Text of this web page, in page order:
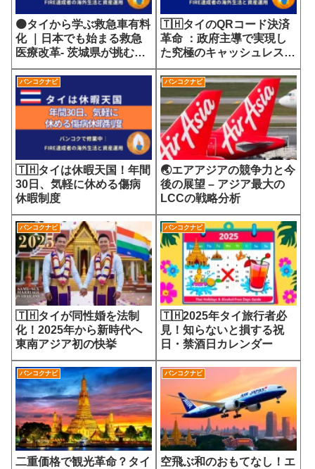
🟠タイから学ぶ救急車有料
化 ｜日本でも始まる救急
医療改革- 茨城県が挑む
7700円の選定療養費が示
す医療サービスの未来
🇹🇭タイのQRコード決済
革命 ：政府主導で実現し
た究極のキャッシュレス社
会
バンコクナビ
🇹🇭タイは休暇天国！年間
30日、気軽に休める傷病
休暇制度
バンコクナビ
🌏エアアジアの競争力と今
後の展望 – アジア最大の
LCCの戦略分析
バンコクナビ
🇹🇭タイが同性婚を法制
化！2025年から新時代へ
東南アジア初の快挙
バンコクナビ
🇹🇭2025年タイ旅行者必
見！知らないと損する祝
日・禁酒日カレンダー
バンコクナビ
二重価格で観光革命？タイ
バンコクナビ
空飛ぶ和のおもてなし！エ